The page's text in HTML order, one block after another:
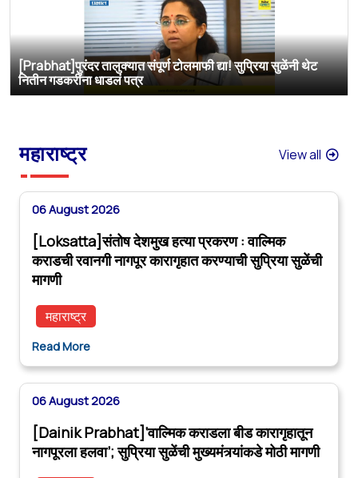
[Prabhat]पुरंदर तालुक्यात संपूर्ण टोलमाफी द्या! सुप्रिया सुळेंनी थेट
नितीन गडकरींना धाडलं पत्र
महाराष्ट्र View all
06 August 2026
[Loksatta]संतोष देशमुख हत्या प्रकरण : वाल्मिक
कराडची रवानगी नागपूर कारागृहात करण्याची सुप्रिया सुळेंची
मागणी
महाराष्ट्र
Read More
06 August 2026
[Dainik Prabhat]‘वाल्मिक कराडला बीड कारागृहातून
नागपूरला हलवा’; सुप्रिया सुळेंची मुख्यमंत्र्यांकडे मोठी मागणी